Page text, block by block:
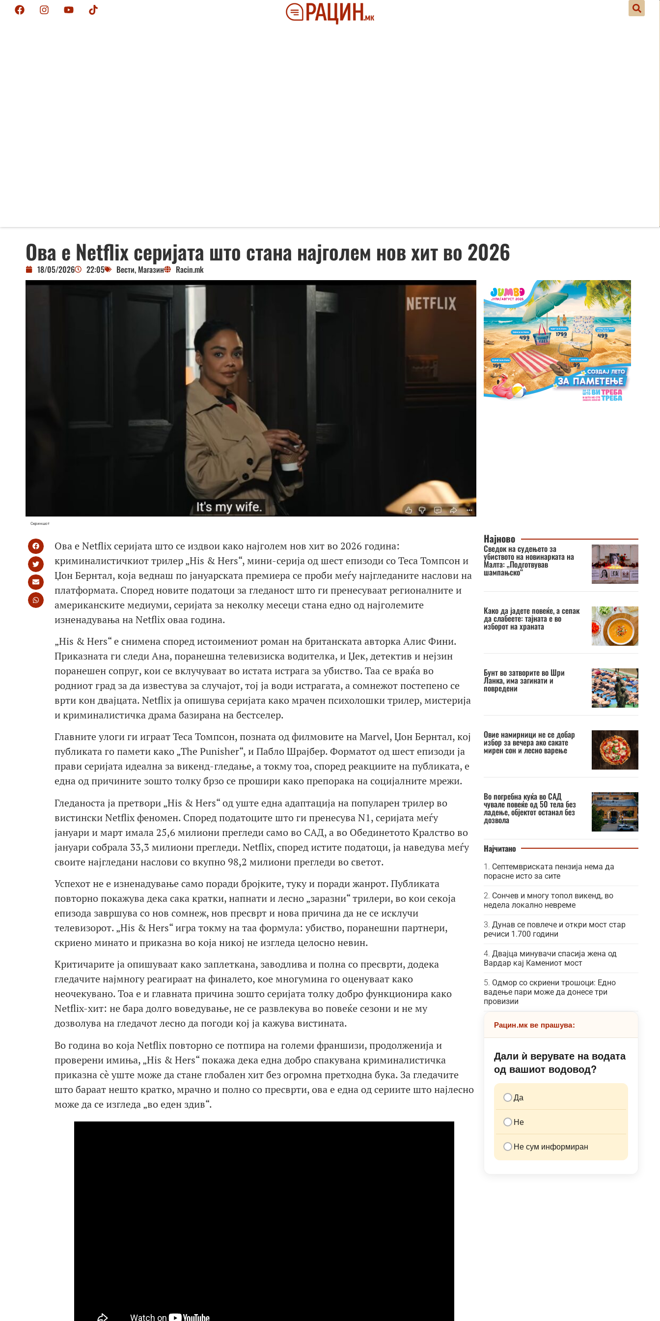
Ова е Netflix серијата што стана најголем нов хит во 2026
18/05/2026 22:05 Вести, Магазин Racin.mk
Скриншот
Ова е Netflix серијата што се издвои како најголем нов хит во 2026 година:
криминалистичкиот трилер „His & Hers“, мини-серија од шест епизоди со Теса Томпсон и
Џон Бернтал, која веднаш по јануарската премиера се проби меѓу најгледаните наслови на
платформата. Според новите податоци за гледаност што ги пренесуваат регионалните и
американските медиуми, серијата за неколку месеци стана едно од најголемите
изненадувања на Netflix оваа година.
„His & Hers“ е снимена според истоимениот роман на британската авторка Алис Фини.
Приказната ги следи Ана, поранешна телевизиска водителка, и Џек, детектив и нејзин
поранешен сопруг, кои се вклучуваат во истата истрага за убиство. Таа се враќа во
родниот град за да известува за случајот, тој ја води истрагата, а сомнежот постепено се
врти кон двајцата. Netflix ја опишува серијата како мрачен психолошки трилер, мистерија
и криминалистичка драма базирана на бестселер.
Главните улоги ги играат Теса Томпсон, позната од филмовите на Marvel, Џон Бернтал, кој
публиката го памети како „The Punisher“, и Пабло Шрајбер. Форматот од шест епизоди ја
прави серијата идеална за викенд-гледање, а токму тоа, според реакциите на публиката, е
една од причините зошто толку брзо се прошири како препорака на социјалните мрежи.
Гледаноста ја претвори „His & Hers“ од уште една адаптација на популарен трилер во
вистински Netflix феномен. Според податоците што ги пренесува N1, серијата меѓу
јануари и март имала 25,6 милиони прегледи само во САД, а во Обединетото Кралство во
јануари собрала 33,3 милиони прегледи. Netflix, според истите податоци, ја наведува меѓу
своите најгледани наслови со вкупно 98,2 милиони прегледи во светот.
Успехот не е изненадување само поради бројките, туку и поради жанрот. Публиката
повторно покажува дека сака кратки, напнати и лесно „заразни“ трилери, во кои секоја
епизода завршува со нов сомнеж, нов пресврт и нова причина да не се исклучи
телевизорот. „His & Hers“ игра токму на таа формула: убиство, поранешни партнери,
скриено минато и приказна во која никој не изгледа целосно невин.
Критичарите ја опишуваат како заплеткана, заводлива и полна со пресврти, додека
гледачите најмногу реагираат на финалето, кое многумина го оценуваат како
неочекувано. Тоа е и главната причина зошто серијата толку добро функционира како
Netflix-хит: не бара долго воведување, не се развлекува во повеќе сезони и не му
дозволува на гледачот лесно да погоди кој ја кажува вистината.
Во година во која Netflix повторно се потпира на големи франшизи, продолженија и
проверени имиња, „His & Hers“ покажа дека една добро спакувана криминалистичка
приказна сè уште може да стане глобален хит без огромна претходна бука. За гледачите
што бараат нешто кратко, мрачно и полно со пресврти, ова е една од сериите што најлесно
може да се изгледа „во еден здив“.
Најново
Сведок на судењето за
убиството на новинарката на
Малта: „Подготвував
шампањско“
Како да јадете повеќе, а сепак
да слабеете: тајната е во
изборот на храната
Бунт во затворите во Шри
Ланка, има загинати и
повредени
Овие намирници не се добар
избор за вечера ако сакате
мирен сон и лесно варење
Во погребна куќа во САД
чувале повеќе од 50 тела без
ладење, објектот останал без
дозвола
Најчитано
Септемвриската пензија нема да
порасне исто за сите
Сончев и многу топол викенд, во
недела локално невреме
Дунав се повлече и откри мост стар
речиси 1.700 години
Двајца минувачи спасија жена од
Вардар кај Камениот мост
Одмор со скриени трошоци: Едно
вадење пари може да донесе три
провизии
Рацин.мк ве прашува:
Дали ѝ верувате на водата
од вашиот водовод?
Да
Не
Не сум информиран